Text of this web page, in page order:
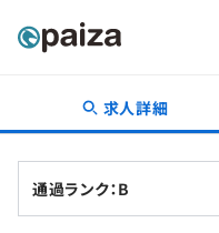
転職・キャリア
新卒就活
求人詳細
通過ランク：B